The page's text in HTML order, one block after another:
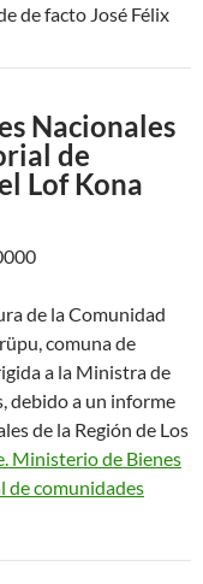
de facto José Félix
Nacionales
de
Lof Kona
de la Comunidad
comuna de
a la Ministra de
debido a un informe
de la Región de Los
Ministerio de Bienes
comunidades